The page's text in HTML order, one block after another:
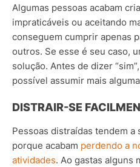
Algumas pessoas acabam
impraticáveis ou aceitando
conseguem cumprir apenas
outros. Se esse é seu caso,
solução. Antes de dizer
possível assumir mais
DISTRAIR-SE
Pessoas distraídas tendem
porque acabam perdendo a
atividades. Ao gastas alguns